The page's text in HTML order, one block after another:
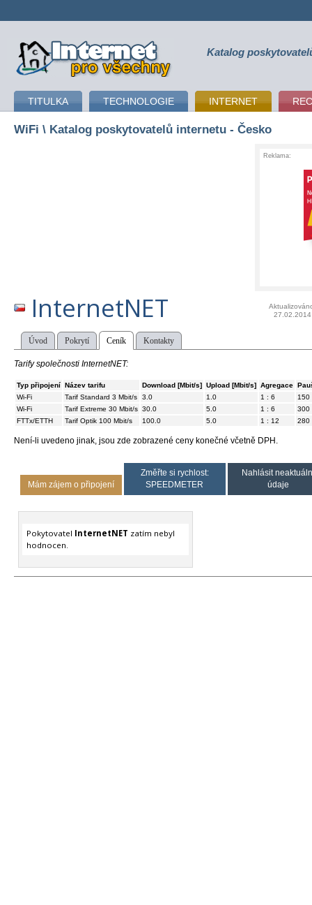
připojení k internetu Katalog
TITULKA TECHNOLOGIE INTERNET
WiFi \ Katalog poskytovatelů internetu - Česko
Reklama:
InternetNET
27.02.2014
Úvod Pokrytí Ceník Kontakty
Tarify společnosti InternetNET:
Typ připojení Název tarifu Download [Mbit/s] Upload [Mbit/s] Agregace
Wi-Fi
Tarif Standard 3 Mbit/s 3.0 1.0 1 : 6
150
Wi-Fi
Tarif Extreme 30 Mbit/s 30.0 5.0 1 : 6
300
FTTx/ETTH
Tarif Optik 100 Mbit/s 100.0 5.0 1 : 12 280
Není-li uvedeno jinak, jsou zde zobrazené ceny konečné včetně DPH.
Mám zájem o připojení
Změřte si rychlost:
SPEEDMETER
Nahlásit
údaje
Pokytovatel InternetNET zatím nebyl
hodnocen.